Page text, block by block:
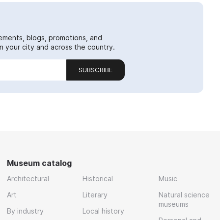
blogs, promotions, and
your city and across the country.
SUBSCRIBE
Museum catalog
Architectural
Art
By industry
Historical
Literary
Local history
Music
Natural science
museums